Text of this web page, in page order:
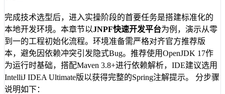
完成技术选型后，进入实操阶段的首要任务是搭建标准化的
本地开发环境。本章节以JNPF快速开发平台为例，演示从零
到一的工程初始化流程。环境准备需严格对齐官方推荐版
本，避免因依赖冲突引发隐式Bug。推荐使用OpenJDK 17作
为运行时基础，搭配Maven 3.8+进行依赖解析，IDE建议选用
IntelliJ IDEA Ultimate版以获得完整的Spring注解提示。 分步骤
说明如下：